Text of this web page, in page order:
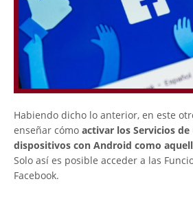
Habiendo dicho lo anterior, en este
enseñar cómo activar los Servicios
dispositivos con Android como
Solo así es posible acceder a las
Facebook.